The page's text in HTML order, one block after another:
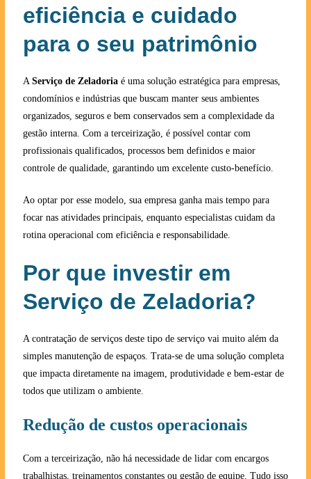
eficiência e cuidado
para o seu patrimônio
A Serviço de Zeladoriaé uma solução estratégica para empresas,
condomínios e indústrias que buscam manter seus ambientes
organizados, seguros e bem conservados sem a complexidade da
gestão interna. Com a terceirização, é possível contar com
profissionais qualificados, processos bem definidos e maior
controle de qualidade, garantindo um excelente custo-benefício.
Ao optar por esse modelo, sua empresa ganha mais tempo para
focar nas atividades principais, enquanto especialistas cuidam da
rotina operacional com eficiência e responsabilidade.
Por que investir em
Serviço de Zeladoria?
A contratação de serviços deste tipo de serviço vai muito além da
simples manutenção de espaços. Trata-se de uma solução completa
que impacta diretamente na imagem, produtividade e bem-estar de
todos que utilizam o ambiente.
Redução de custos operacionais
Com a terceirização, não há necessidade de lidar com encargos
trabalhistas, treinamentos constantes ou gestão de equipe. Tudo isso